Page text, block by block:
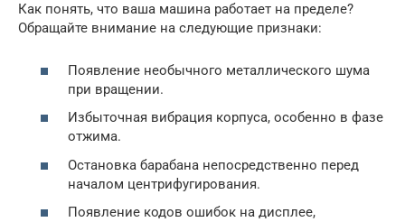
Как понять, что ваша машина работает на пределе?
Обращайте внимание на следующие признаки:
Появление необычного металлического шума
при вращении.
Избыточная вибрация корпуса, особенно в фазе
отжима.
Остановка барабана непосредственно перед
началом центрифугирования.
Появление кодов ошибок на дисплее,